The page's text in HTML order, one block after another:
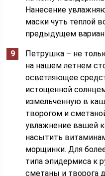
Нанесение
маски чуть теплой
предыдущем
Петрушка – не
на нашем летнем
осветляющее
истощенной
измельченную в
творогом и
увлажнение вашей
насытить
морщинки. Для
типа эпидермиса к
сметаны и творога